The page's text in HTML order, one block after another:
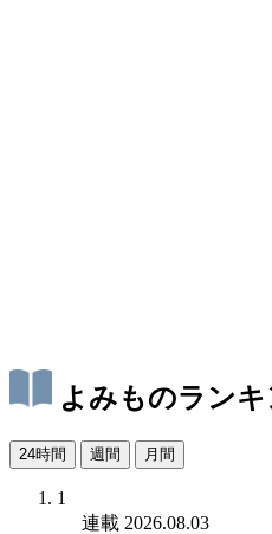
よみものラン
24時間 週間 月間
1
連載 2026.08.03